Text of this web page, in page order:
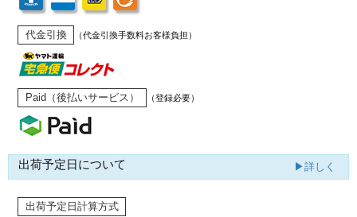
代金引換 （代金引換手数料お客様負担）
Paid（後払いサービス） （登録必要）
出荷予定日について ▶詳しく
出荷予定日計算方式